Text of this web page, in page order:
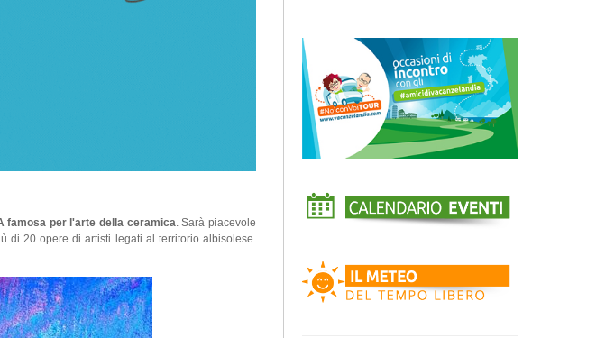
famosa per l'arte della ceramica . Sarà piacevole
di 20 opere di artisti legati al territorio albisolese.